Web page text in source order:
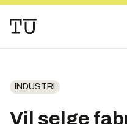
INDUSTRI
Vil selge